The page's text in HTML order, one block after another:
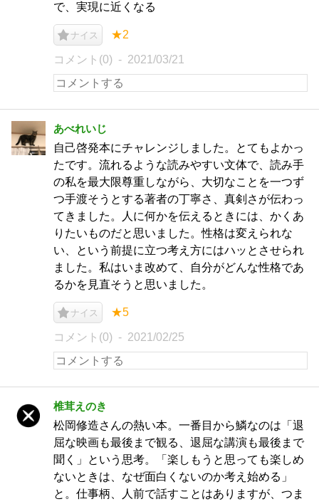
で、実現に近くなる
ナイス ★2
コメント(0) 2021/03/21
あべれいじ
自己啓発本にチャレンジしました。とてもよかっ
たです。流れるような読みやすい文体で、読み手
の私を最大限尊重しながら、大切なことを一つず
つ手渡そうとする著者の丁寧さ、真剣さが伝わっ
てきました。人に何かを伝えるときには、かくあ
りたいものだと思いました。性格は変えられな
い、という前提に立つ考え方にはハッとさせられ
ました。私はいま改めて、自分がどんな性格であ
るかを見直そうと思いました。
ナイス ★5
コメント(0) 2021/02/25
椎茸えのき
松岡修造さんの熱い本。一番目から鱗なのは「退
屈な映画も最後まで観る、退屈な講演も最後まで
聞く」という思考。「楽しもうと思っても楽しめ
ないときは、なぜ面白くないのか考え始める」
と。仕事柄、人前で話すことはありますが、つま